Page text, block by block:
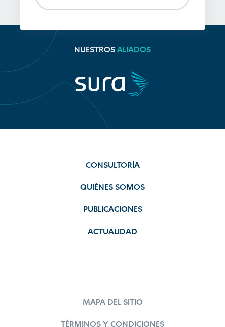
NUESTROS ALIADOS
CONSULTORÍA
QUIÉNES SOMOS
PUBLICACIONES
ACTUALIDAD
MAPA DEL SITIO
TÉRMINOS Y CONDICIONES